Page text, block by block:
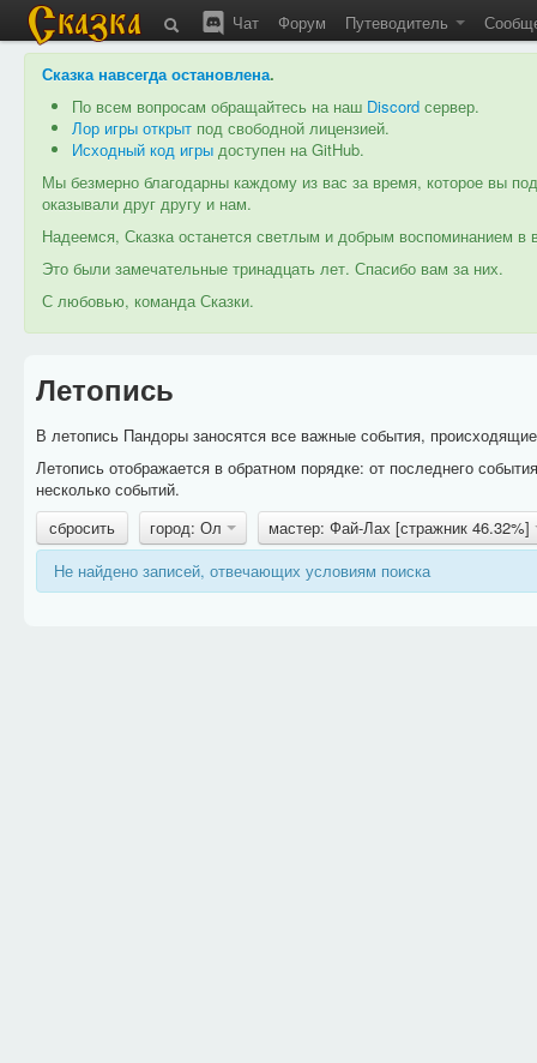
Чат Форум Путеводитель
Сказка навсегда остановлена.
По всем вопросам обращайтесь на наш Discord сервер.
Лор игры открыт под свободной лицензией.
Исходный код игры доступен на GitHub.
Мы безмерно благодарны каждому из вас за время, которое вы
оказывали друг другу и нам.
Надеемся, Сказка останется светлым и добрым воспоминанием
Это были замечательные тринадцать лет. Спасибо вам за них.
С любовью, команда Сказки.
Летопись
В летопись Пандоры заносятся все важные события,
Летопись отображается в обратном порядке: от последнего
несколько событий.
сбросить
город: Ол
мастер: Фай-Лах [стражник 46.32%]
Не найдено записей, отвечающих условиям поиска